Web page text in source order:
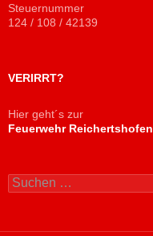
Steuernummer
124 / 108 / 42139
VERIRRT?
Hier geht´s zur
Feuerwehr Reichertshofen
Suchen
nach: